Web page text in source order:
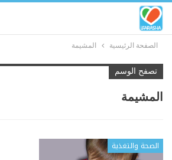
الصفحة الرئيسية المشيمة
تصفح الوسم
المشيمة
الصحة والتغذية